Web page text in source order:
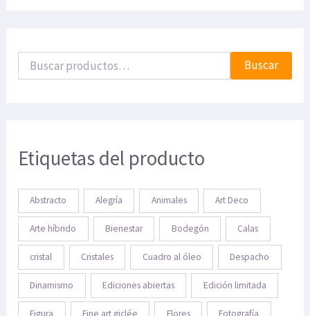
Buscar
Etiquetas del producto
Abstracto Alegría Animales Art Deco
Arte híbrido Bienestar Bodegón Calas
cristal Cristales Cuadro al óleo Despacho
Dinamismo Ediciones abiertas Edición limitada
Figura Fine art giclée Flores Fotografía